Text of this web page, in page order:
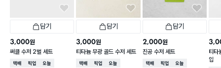
담기
3,000원
써클 수저 2벌 세트
택배배송매장픽업오늘배송
담기
3,000원
티타늄 무광 골드 수저 세트
택배배송매장픽업오늘배송
담기
2,000원
진공 수저 세트
택배배송매장픽업오늘배송
티타
입